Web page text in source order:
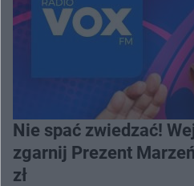
Nie spać zwiedzać!
zgarnij Prezent
zł